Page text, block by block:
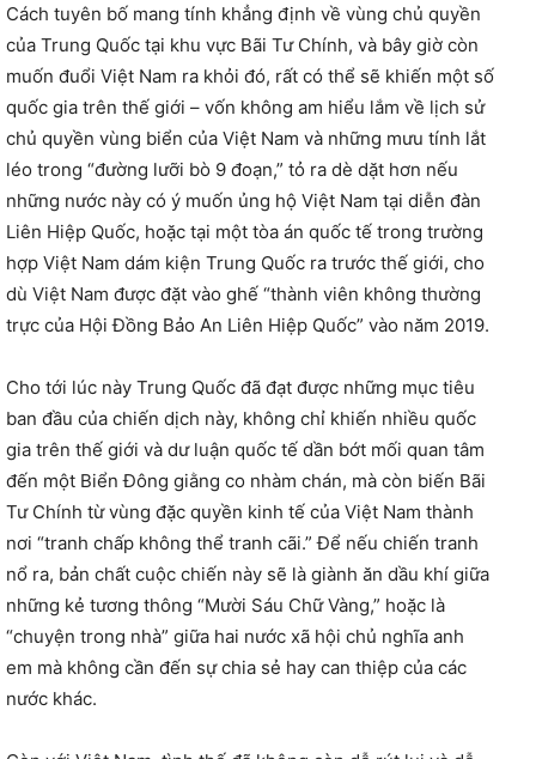
Cách tuyên bố mang tính khẳng định về vùng chủ quyền
của Trung Quốc tại khu vực Bãi Tư Chính, và bây giờ còn
muốn đuổi Việt Nam ra khỏi đó, rất có thể sẽ khiến một số
quốc gia trên thế giới – vốn không am hiểu lắm về lịch sử
chủ quyền vùng biển của Việt Nam và những mưu tính lắt
léo trong “đường lưỡi bò 9 đoạn,” tỏ ra dè dặt hơn nếu
những nước này có ý muốn ủng hộ Việt Nam tại diễn đàn
Liên Hiệp Quốc, hoặc tại một tòa án quốc tế trong trường
hợp Việt Nam dám kiện Trung Quốc ra trước thế giới, cho
dù Việt Nam được đặt vào ghế “thành viên không thường
trực của Hội Đồng Bảo An Liên Hiệp Quốc” vào năm 2019.
Cho tới lúc này Trung Quốc đã đạt được những mục tiêu
ban đầu của chiến dịch này, không chỉ khiến nhiều quốc
gia trên thế giới và dư luận quốc tế dần bớt mối quan tâm
đến một Biển Đông giằng co nhàm chán, mà còn biến Bãi
Tư Chính từ vùng đặc quyền kinh tế của Việt Nam thành
nơi “tranh chấp không thể tranh cãi.” Để nếu chiến tranh
nổ ra, bản chất cuộc chiến này sẽ là giành ăn dầu khí giữa
những kẻ tương thông “Mười Sáu Chữ Vàng,” hoặc là
“chuyện trong nhà” giữa hai nước xã hội chủ nghĩa anh
em mà không cần đến sự chia sẻ hay can thiệp của các
nước khác.